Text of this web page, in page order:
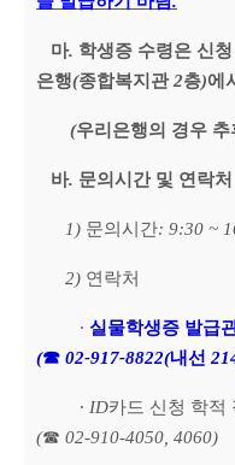
마. 학생증 수령은 신
은행(종합복지관 2층)에
(우리은행의 경우
바. 문의시간 및 연락처
1) 문의시간: 9:30 ~
2) 연락처
∙ 실물학생증 발급
(☎ 02-917-8822(내선
∙ ID카드 신청 학적
(☎ 02-910-4050, 4060)